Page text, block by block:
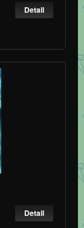
Detail
Detail